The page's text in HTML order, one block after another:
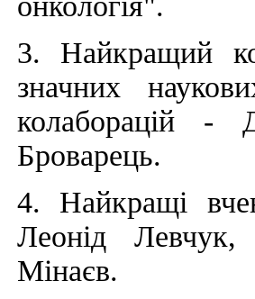
3. Найкращий
значних
колаборацій -
Броварець.
4. Найкращі
Леонід
Мінаєв.